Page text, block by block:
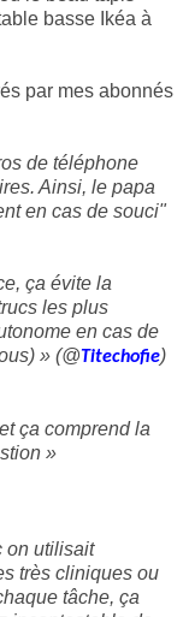
basse Ikéa à
par mes abonnés
de téléphone
Ainsi, le papa
en cas de souci"
ça évite la
les plus
en cas de
» (@Titechofie)
ça comprend la
»
on utilisait
très cliniques ou
tâche, ça